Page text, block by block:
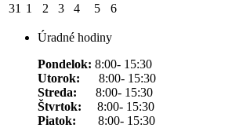
31 1 2 3 4 5 6
Úradné hodiny
Pondelok: 8:00- 15:30
Utorok: 8:00- 15:30
Streda: 8:00- 15:30
Štvrtok: 8:00- 15:30
Piatok: 8:00- 15:30